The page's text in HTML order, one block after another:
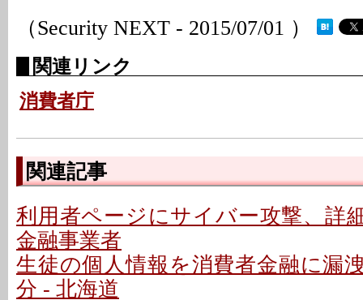
（Security NEXT - 2015/07/01 ）
関連リンク
消費者庁
関連記事
利用者ページにサイバー攻撃、詳
金融事業者
生徒の個人情報を消費者金融に漏
分 - 北海道